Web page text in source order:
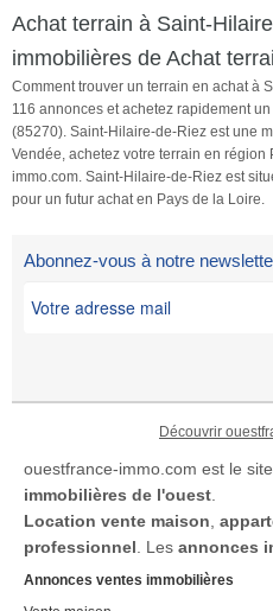
Achat terrain à Saint-
immobilières de Achat
Comment trouver un terrain en achat à
116 annonces et achetez rapidement
(85270). Saint-Hilaire-de-Riez est une
Vendée, achetez votre terrain en
immo.com. Saint-Hilaire-de-Riez est
pour un futur achat en Pays de la Loire.
Abonnez-vous à notre
Découvrir
ouestfrance-immo.com est le
immobilières de l'ouest
Location vente maison
professionnel . Les annonces
Annonces ventes immobilières